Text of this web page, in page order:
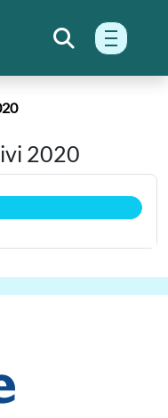
menu
2020